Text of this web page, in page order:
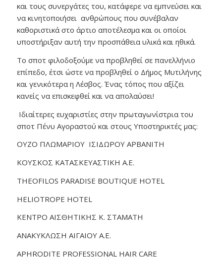
και τους συνεργάτες του, κατάφερε να εμπνεύσει και
να κινητοποιήσει ανθρώπους που συνέβαλαν
καθοριστικά στο άρτιο αποτέλεσμα και οι οποίοι
υποστήριξαν αυτή την προσπάθεια υλικά και ηθικά.
Το σποτ φιλοδοξούμε να προβληθεί σε πανελλήνιο
επίπεδο, έτσι ώστε να προβληθεί ο Δήμος Μυτιλήνης
και γενικότερα η Λέσβος. Ένας τόπος που αξίζει
κανείς να επισκεφθεί και να απολαύσει!
Ιδιαίτερες ευχαριστίες στην πρωταγωνίστρια του
σποτ Πένυ Αγοραστού και στους Υποστηρικτές μας:
ΟΥΖΟ ΠΛΩΜΑΡΙΟΥ ΙΣΙΔΩΡΟΥ ΑΡΒΑΝΙΤΗ
ΚΟΥΣΚΟΣ ΚΑΤΑΣΚΕΥΑΣΤΙΚΗ Α.Ε.
THEOFILOS PARADISE BOUTIQUE HOTEL
HELIOTROPE HOTEL
ΚΕΝΤΡΟ ΑΙΣΘΗΤΙΚΗΣ Κ. ΣΤΑΜΑΤΗ
ΑΝΑΚΥΚΛΩΣΗ ΑΙΓΑΙΟΥ Α.Ε.
APHRODITE PROFESSIONAL HAIR CARE